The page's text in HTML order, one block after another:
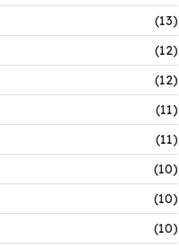
(13)
(12)
(12)
(11)
(11)
(10)
(10)
(10)